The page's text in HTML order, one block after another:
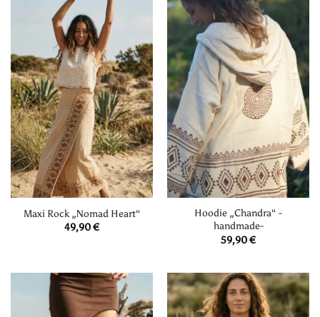
Maxi Rock „Nomad Heart“
49,90€
Hoodie „Chandra“ -
handmade-
59,90€